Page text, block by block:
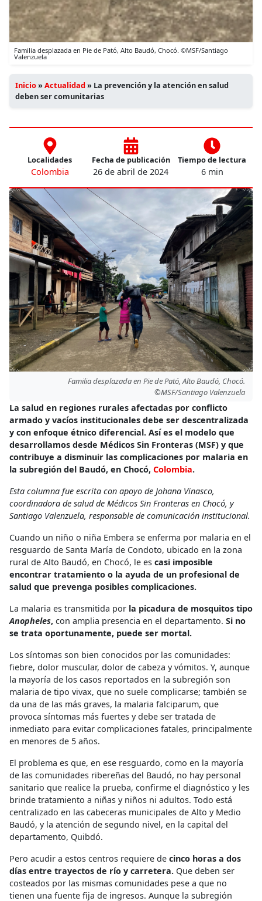
Familia desplazada en Pie de Pató, Alto Baudó, Chocó. ©MSF/Santiago
Valenzuela
Inicio»Actualidad» La prevención y la atención en salud
deben ser comunitarias
Localidades
Colombia
Fecha de publicación
26 de abril de 2024
Tiempo de lectura
6 min
Familia desplazada en Pie de Pató, Alto Baudó, Chocó.
©MSF/Santiago Valenzuela
La salud en regiones rurales afectadas por conflicto
armado y vacíos institucionales debe ser descentralizada
y con enfoque étnico diferencial. Así es el modelo que
desarrollamos desde Médicos Sin Fronteras (MSF) y que
contribuye a disminuir las complicaciones por malaria en
la subregión del Baudó, en Chocó, Colombia.
Esta columna fue escrita con apoyo de Johana Vinasco,
coordinadora de salud de Médicos Sin Fronteras en Chocó, y
Santiago Valenzuela, responsable de comunicación institucional.
Cuando un niño o niña Embera se enferma por malaria en el
resguardo de Santa María de Condoto, ubicado en la zona
rural de Alto Baudó, en Chocó, le es casi imposible
encontrar tratamiento o la ayuda de un profesional de
salud que prevenga posibles complicaciones.
La malaria es transmitida por la picadura de mosquitos tipo
Anopheles, con amplia presencia en el departamento. Si no
se trata oportunamente, puede ser mortal.
Los síntomas son bien conocidos por las comunidades:
fiebre, dolor muscular, dolor de cabeza y vómitos. Y, aunque
la mayoría de los casos reportados en la subregión son
malaria de tipo vivax, que no suele complicarse; también se
da una de las más graves, la malaria falciparum, que
provoca síntomas más fuertes y debe ser tratada de
inmediato para evitar complicaciones fatales, principalmente
en menores de 5 años.
El problema es que, en ese resguardo, como en la mayoría
de las comunidades ribereñas del Baudó, no hay personal
sanitario que realice la prueba, confirme el diagnóstico y les
brinde tratamiento a niñas y niños ni adultos. Todo está
centralizado en las cabeceras municipales de Alto y Medio
Baudó, y la atención de segundo nivel, en la capital del
departamento, Quibdó.
Pero acudir a estos centros requiere de cinco horas a dos
días entre trayectos de río y carretera. Que deben ser
costeados por las mismas comunidades pese a que no
tienen una fuente fija de ingresos. Aunque la subregión